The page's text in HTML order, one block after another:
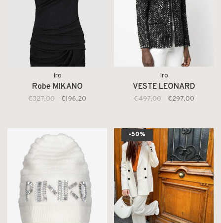
Iro
Robe MIKANO
€327,00 €196,20
Iro
VESTE LEONARD
€497,00 €297,00
-50%